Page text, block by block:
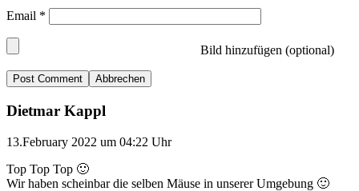
Email *
Bild hinzufügen (optional)
Abbrechen
Dietmar Kappl
13.February 2022 um 04:22 Uhr
Top Top Top 🙂
Wir haben scheinbar die selben Mäuse in unserer Umgebung 🙂